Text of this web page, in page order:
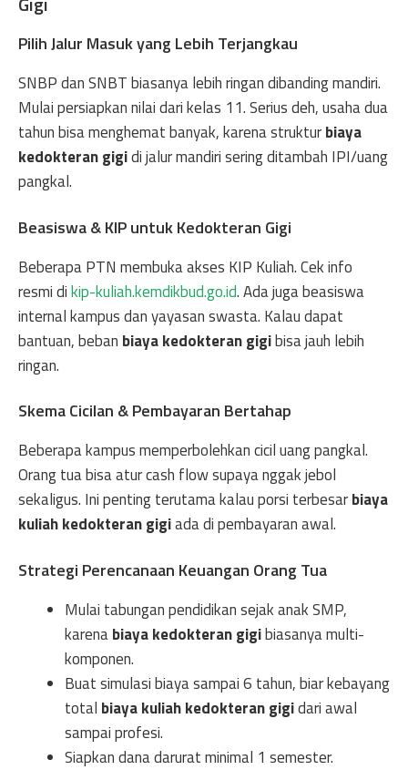
Pilih Jalur Masuk yang Lebih Terjangkau
SNBP dan SNBT biasanya lebih ringan dibanding mandiri.
Mulai persiapkan nilai dari kelas 11. Serius deh, usaha dua
tahun bisa menghemat banyak, karena strukturbiaya
kedokteran gigidi jalur mandiri sering ditambah IPI/uang
pangkal.
Beasiswa & KIP untuk Kedokteran Gigi
Beberapa PTN membuka akses KIP Kuliah. Cek info
resmi dikip-kuliah.kemdikbud.go.id. Ada juga beasiswa
internal kampus dan yayasan swasta. Kalau dapat
bantuan, beban biaya kedokteran gigibisa jauh lebih
ringan.
Skema Cicilan & Pembayaran Bertahap
Beberapa kampus memperbolehkan cicil uang pangkal.
Orang tua bisa atur cash flow supaya nggak jebol
sekaligus. Ini penting terutama kalau porsi terbesarbiaya
kuliah kedokteran gigiada di pembayaran awal.
Strategi Perencanaan Keuangan Orang Tua
Mulai tabungan pendidikan sejak anak SMP,
karenabiaya kedokteran gigibiasanya multi-
komponen.
Buat simulasi biaya sampai 6 tahun, biar kebayang
total biaya kuliah kedokteran gigidari awal
sampai profesi.
Siapkan dana darurat minimal 1 semester.